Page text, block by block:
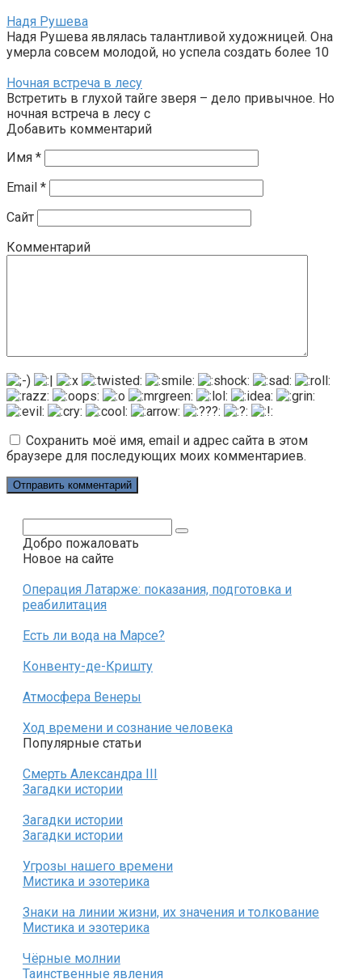
Надя Рушева
Надя Рушева являлась талантливой художницей. Она
умерла совсем молодой, но успела создать более 10
Ночная встреча в лесу
Встретить в глухой тайге зверя – дело привычное. Но
ночная встреча в лесу с
Добавить комментарий
Имя *
Email *
Сайт
Комментарий
Сохранить моё имя, email и адрес сайта в этом
браузере для последующих моих комментариев.
Добро пожаловать
Новое на сайте
Операция Латарже: показания, подготовка и
реабилитация
Есть ли вода на Марсе?
Конвенту-де-Кришту
Атмосфера Венеры
Ход времени и сознание человека
Популярные статьи
Смерть Александра III
Загадки истории
Загадки истории
Загадки истории
Угрозы нашего времени
Мистика и эзотерика
Знаки на линии жизни, их значения и толкование
Мистика и эзотерика
Чёрные молнии
Таинственные явления